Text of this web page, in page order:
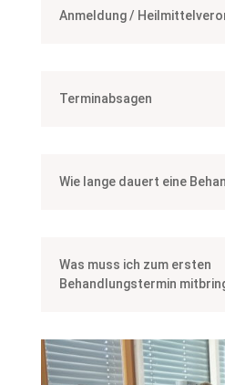
Anmeldung /
Terminabsagen
Wie lange dauert eine
Was muss ich zum ersten
Behandlungstermin